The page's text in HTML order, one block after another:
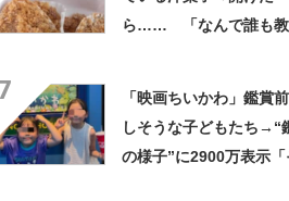
ら…… 「なんで誰も教
「映画ちいかわ」鑑賞
しそうな子どもたち→“
の様子”に2900万表示「